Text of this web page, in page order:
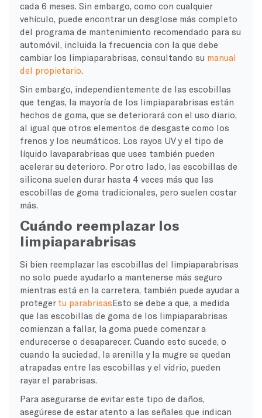
cada 6 meses. Sin embargo, como con cualquier
vehículo, puede encontrar un desglose más completo
del programa de mantenimiento recomendado para su
automóvil, incluida la frecuencia con la que debe
cambiar los limpiaparabrisas, consultando su manual
del propietario.
Sin embargo, independientemente de las escobillas
que tengas, la mayoría de los limpiaparabrisas están
hechos de goma, que se deteriorará con el uso diario,
al igual que otros elementos de desgaste como los
frenos y los neumáticos. Los rayos UV y el tipo de
líquido lavaparabrisas que uses también pueden
acelerar su deterioro. Por otro lado, las escobillas de
silicona suelen durar hasta 4 veces más que las
escobillas de goma tradicionales, pero suelen costar
más.
Cuándo reemplazar los
limpiaparabrisas
Si bien reemplazar las escobillas del limpiaparabrisas
no solo puede ayudarlo a mantenerse más seguro
mientras está en la carretera, también puede ayudar a
proteger tu parabrisasEsto se debe a que, a medida
que las escobillas de goma de los limpiaparabrisas
comienzan a fallar, la goma puede comenzar a
endurecerse o desaparecer. Cuando esto sucede, o
cuando la suciedad, la arenilla y la mugre se quedan
atrapadas entre las escobillas y el vidrio, pueden
rayar el parabrisas.
Para asegurarse de evitar este tipo de daños,
asegúrese de estar atento a las señales que indican